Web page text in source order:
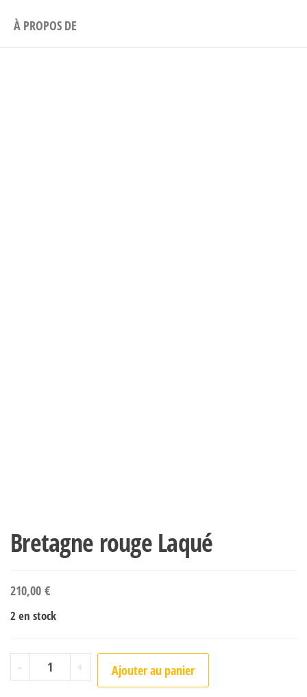
À PROPOS DE
Bretagne rouge Laqué
210,00 €
2 en stock
- quantité de Bretagne rouge Laqué
+ Ajouter au panier